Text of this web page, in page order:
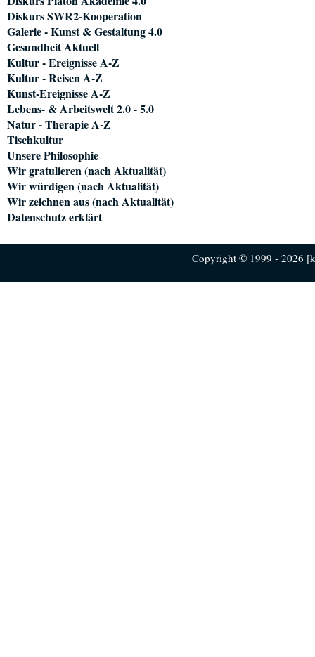
Diskurs SWR2-Kooperation
Galerie - Kunst & Gestaltung 4.0
Gesundheit Aktuell
Kultur - Ereignisse A-Z
Kultur - Reisen A-Z
Kunst-Ereignisse A-Z
Lebens- & Arbeitswelt 2.0 - 5.0
Natur - Therapie A-Z
Tischkultur
Unsere Philosophie
Wir gratulieren (nach Aktualität)
Wir würdigen (nach Aktualität)
Wir zeichnen aus (nach Aktualität)
Datenschutz erklärt
Copyright © 1999 - 2026